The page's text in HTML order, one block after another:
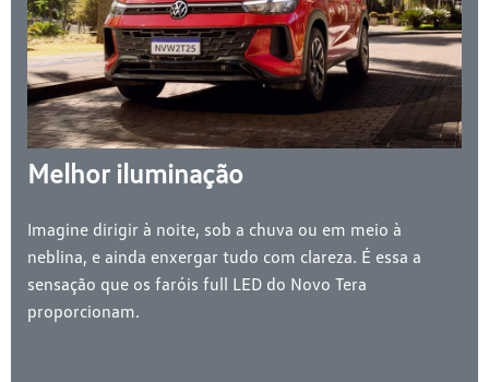
Melhor iluminação
Imagine dirigir à noite, sob a chuva ou em meio à
neblina, e ainda enxergar tudo com clareza. É essa a
sensação que os faróis full LED do Novo Tera
proporcionam.